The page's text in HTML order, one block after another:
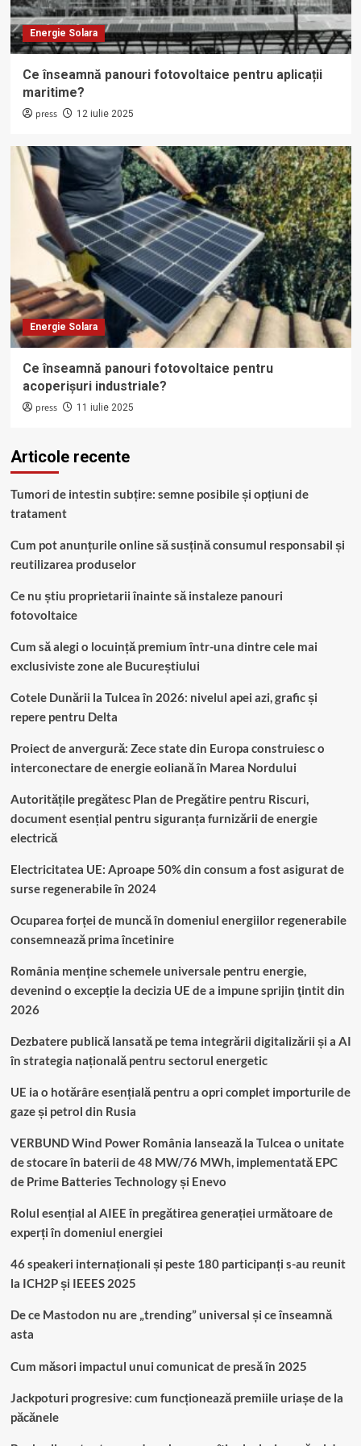
Energie Solara
Ce înseamnă panouri fotovoltaice pentru aplicații
maritime?
press 12 iulie 2025
Energie Solara
Ce înseamnă panouri fotovoltaice pentru
acoperișuri industriale?
press 11 iulie 2025
Articole recente
Tumori de intestin subțire: semne posibile și opțiuni de
tratament
Cum pot anunțurile online să susțină consumul responsabil și
reutilizarea produselor
Ce nu știu proprietarii înainte să instaleze panouri
fotovoltaice
Cum să alegi o locuință premium într-una dintre cele mai
exclusiviste zone ale Bucureștiului
Cotele Dunării la Tulcea în 2026: nivelul apei azi, grafic și
repere pentru Delta
Proiect de anvergură: Zece state din Europa construiesc o
interconectare de energie eoliană în Marea Nordului
Autoritățile pregătesc Plan de Pregătire pentru Riscuri,
document esențial pentru siguranța furnizării de energie
electrică
Electricitatea UE: Aproape 50% din consum a fost asigurat de
surse regenerabile în 2024
Ocuparea forței de muncă în domeniul energiilor regenerabile
consemnează prima încetinire
România menține schemele universale pentru energie,
devenind o excepție la decizia UE de a impune sprijin ţintit din
2026
Dezbatere publică lansată pe tema integrării digitalizării și a AI
în strategia națională pentru sectorul energetic
UE ia o hotărâre esențială pentru a opri complet importurile de
gaze și petrol din Rusia
VERBUND Wind Power România lansează la Tulcea o unitate
de stocare în baterii de 48 MW/76 MWh, implementată EPC
de Prime Batteries Technology și Enevo
Rolul esențial al AIEE în pregătirea generației următoare de
experți în domeniul energiei
46 speakeri internaționali și peste 180 participanți s-au reunit
la ICH2P și IEEES 2025
De ce Mastodon nu are „trending” universal și ce înseamnă
asta
Cum măsori impactul unui comunicat de presă în 2025
Jackpoturi progresive: cum funcționează premiile uriașe de la
păcănele